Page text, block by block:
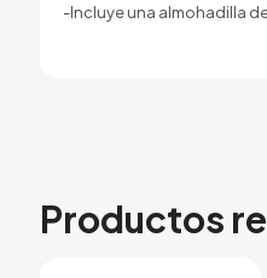
-Incluye una almohadilla
Productos